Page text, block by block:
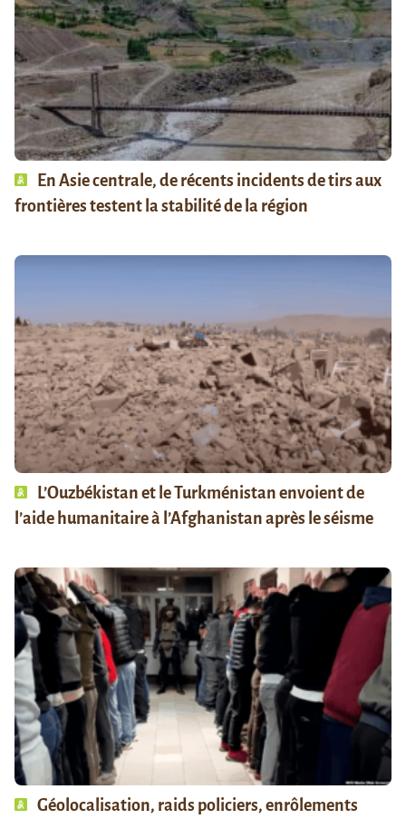
En Asie centrale, de récents incidents de tirs aux
frontières testent la stabilité de la région
L’Ouzbékistan et le Turkménistan envoient de
l’aide humanitaire à l’Afghanistan après le séisme
Géolocalisation, raids policiers, enrôlements